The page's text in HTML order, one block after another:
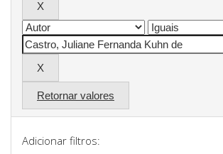
Retornar valores
Adicionar filtros: